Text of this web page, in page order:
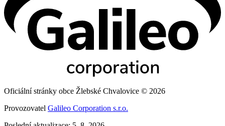
Oficiální stránky obce Žlebské Chvalovice © 2026
Provozovatel Galileo Corporation s.r.o.